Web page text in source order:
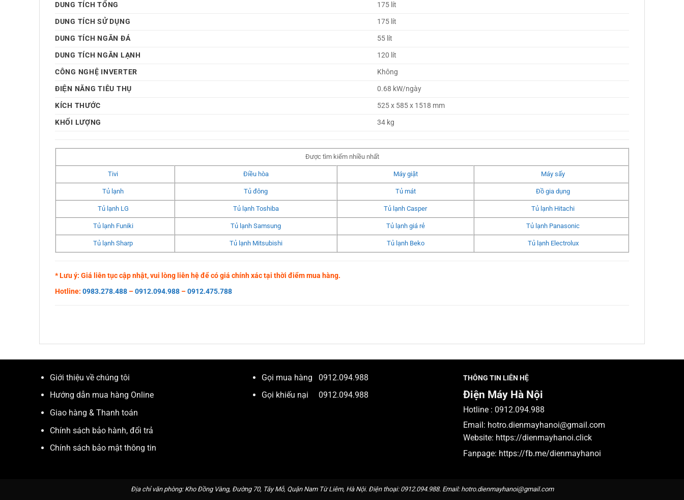
DUNG TÍCH TỔNG
175 lít
DUNG TÍCH SỬ DỤNG
175 lít
DUNG TÍCH NGĂN ĐÁ
55 lít
DUNG TÍCH NGĂN LẠNH
120 lít
CÔNG NGHỆ INVERTER
Không
ĐIỆN NĂNG TIÊU THỤ
0.68 kW/ngày
KÍCH THƯỚC
525 x 585 x 1518 mm
KHỐI LƯỢNG
34 kg
Được tìm kiếm nhiều nhất
Tivi Điều hòa Máy giặt Máy sấy
Tủ lạnh Tủ đông Tủ mát Đồ gia dụng
Tủ lạnh LG Tủ lạnh Toshiba Tủ lạnh Casper Tủ lạnh Hitachi
Tủ lạnh Funiki Tủ lạnh Samsung Tủ lạnh giá rẻ Tủ lạnh Panasonic
Tủ lạnh Sharp Tủ lạnh Mitsubishi Tủ lạnh Beko Tủ lạnh Electrolux
* Lưu ý: Giá liên tục cập nhật, vui lòng liên hệ để có giá chính xác tại thời điểm mua hàng.
Hotline: 0983.278.488 –0912.094.988 –0912.475.788
Giới thiệu về chúng tôi
Hướng dẫn mua hàng Online
Giao hàng & Thanh toán
Chính sách bảo hành, đổi trả
Chính sách bảo mật thông tin
Gọi mua hàng 0912.094.988
Gọi khiếu nại 0912.094.988
THÔNG TIN LIÊN HỆ
Điện Máy Hà Nội
Hotline : 0912.094.988
Email: hotro.dienmayhanoi@gmail.com
Website: https://dienmayhanoi.click
Fanpage: https://fb.me/dienmayhanoi
Địa chỉ văn phòng: Kho Đồng Vàng, Đường 70, Tây Mỗ, Quận Nam Từ Liêm, Hà Nội. Điện thoại: 0912.094.988. Email: hotro.dienmayhanoi@gmail.com